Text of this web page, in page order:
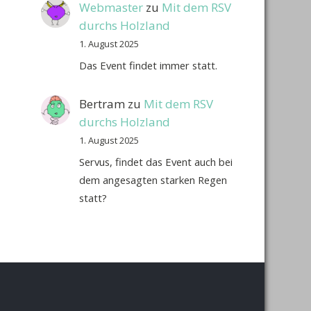
Webmaster zu Mit dem RSV
durchs Holzland
1. August 2025
Das Event findet immer statt.
Bertram zu Mit dem RSV
durchs Holzland
1. August 2025
Servus, findet das Event auch bei
dem angesagten starken Regen
statt?